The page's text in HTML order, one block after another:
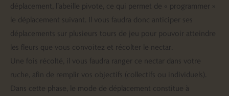
déplacement, l’abeille pivote, ce qui permet de « programmer »
le déplacement suivant. Il vous faudra donc anticiper ses
déplacements sur plusieurs tours de jeu pour pouvoir atteindre
les fleurs que vous convoitez et récolter le nectar.
Une fois récolté, il vous faudra ranger ce nectar dans votre
ruche, afin de remplir vos objectifs (collectifs ou individuels).
Dans cette phase, le mode de déplacement constitue à